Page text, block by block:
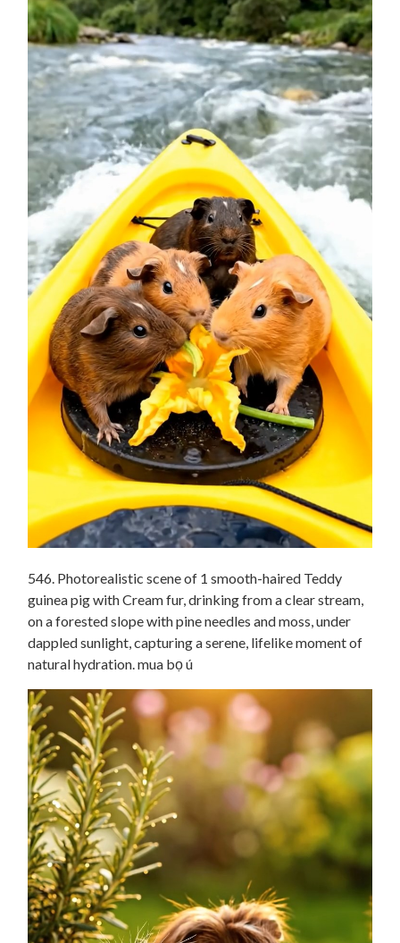
546. Photorealistic scene of 1 smooth-haired Teddy
guinea pig with Cream fur, drinking from a clear stream,
on a forested slope with pine needles and moss, under
dappled sunlight, capturing a serene, lifelike moment of
natural hydration. mua bọ ú